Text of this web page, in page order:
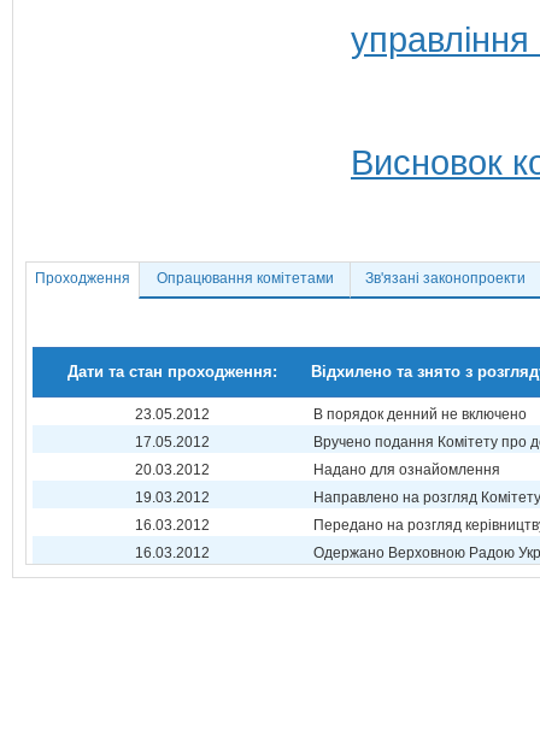
Висновок
Проходження Опрацювання комітетами Зв'язані законопроекти
Дати та стан проходження: Відхилено та знято з
23.05.2012
В порядок денний не включено
17.05.2012
Вручено подання Комітету про
20.03.2012
Надано для ознайомлення
19.03.2012
Направлено на розгляд Комітету
16.03.2012
Передано на розгляд
16.03.2012
Одержано Верховною Радою